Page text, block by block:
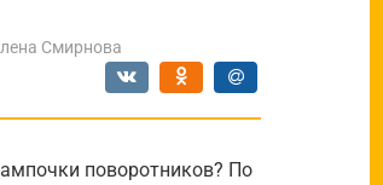
Смирнова
поворотников? По